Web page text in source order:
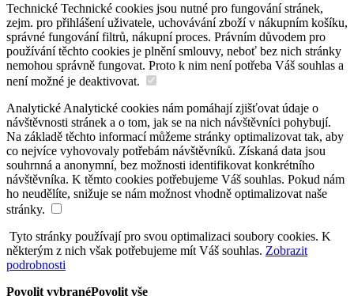
Technické Technické cookies jsou nutné pro fungování stránek,
zejm. pro přihlášení uživatele, uchovávání zboží v nákupním košíku,
správné fungování filtrů, nákupní proces. Právním důvodem pro
používání těchto cookies je plnění smlouvy, neboť bez nich stránky
nemohou správně fungovat. Proto k nim není potřeba Váš souhlas a
není možné je deaktivovat.
Analytické Analytické cookies nám pomáhají zjišťovat údaje o
návštěvnosti stránek a o tom, jak se na nich návštěvníci pohybují.
Na základě těchto informací můžeme stránky optimalizovat tak, aby
co nejvíce vyhovovaly potřebám návštěvníků. Získaná data jsou
souhrnná a anonymní, bez možnosti identifikovat konkrétního
návštěvníka. K těmto cookies potřebujeme Váš souhlas. Pokud nám
ho neudělíte, snižuje se nám možnost vhodně optimalizovat naše
stránky.
Tyto stránky používají pro svou optimalizaci soubory cookies. K
některým z nich však potřebujeme mít Váš souhlas. Zobrazit
podrobnosti
Povolit vybranéPovolit vše